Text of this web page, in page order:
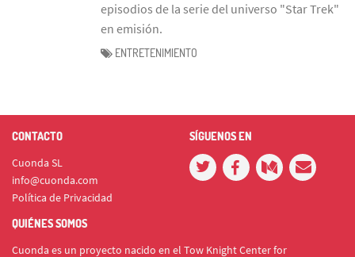
episodios de la serie del universo "Star Trek"
en emisión.
ENTRETENIMIENTO
CONTACTO
Cuonda SL
info@cuonda.com
Política de Privacidad
SÍGUENOS EN
QUIÉNES SOMOS
Cuonda es un proyecto nacido en el Tow Knight Center for